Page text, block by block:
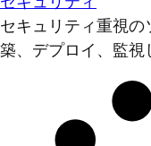
セキュリティ重視
築、デプロイ、監視